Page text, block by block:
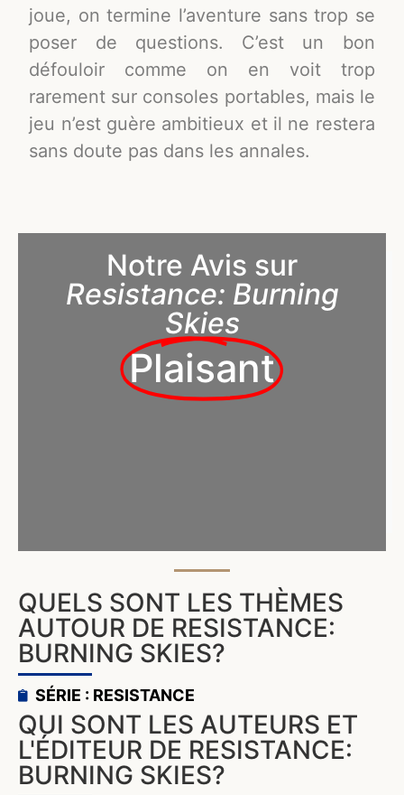
joue, on termine l’aventure sans trop se
poser de questions. C’est un bon
défouloir comme on en voit trop
rarement sur consoles portables, mais le
jeu n’est guère ambitieux et il ne restera
sans doute pas dans les annales.
Notre Avis sur
Resistance: Burning
Skies
Plaisant
QUELS SONT LES THÈMES
AUTOUR DE RESISTANCE:
BURNING SKIES?
SÉRIE : RESISTANCE
QUI SONT LES AUTEURS ET
L'ÉDITEUR DE RESISTANCE:
BURNING SKIES?